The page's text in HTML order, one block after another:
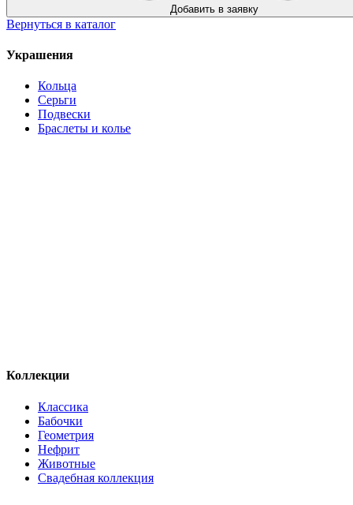
Добавить в заявку
Вернуться в каталог
Украшения
Кольца
Серьги
Подвески
Браслеты и колье
Коллекции
Классика
Бабочки
Геометрия
Нефрит
Животные
Свадебная коллекция